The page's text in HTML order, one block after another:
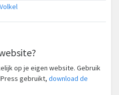
op je eigen website. Gebruik
gebruikt, download de